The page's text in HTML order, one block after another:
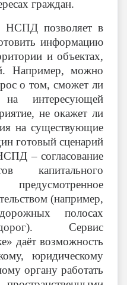
граждан.
позволяет в
информацию
и объектах,
Например, можно
о том, сможет ли
на интересующей
не окажет ли
на существующие
готовый сценарий
– согласование
капитального
(например,
полосах
Сервис
даёт возможность
юридическому
органу работать